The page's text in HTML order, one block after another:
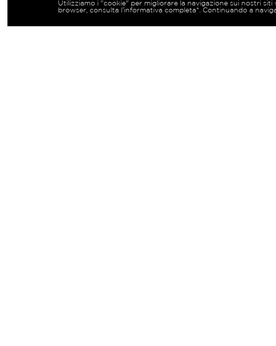
Utilizziamo i "cookie" per migliorare la navigazione sui nostri
browser, consulta l’informativa completa*. Continuando a